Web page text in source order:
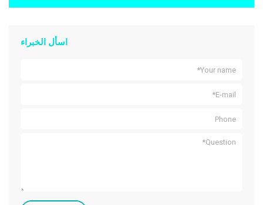
اسأل الخبراء